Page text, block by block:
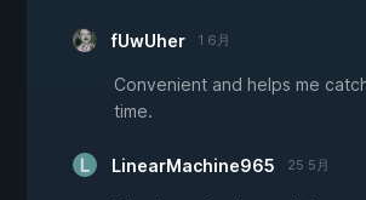
fUwUher 1 6月
Convenient and helps me
time.
LinearMachine965 25 5月